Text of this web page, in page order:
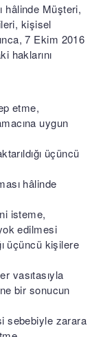
hâlinde Müşteri,
kişisel
7 Ekim 2016
haklarını
etme,
uygun
üçüncü
hâlinde
isteme,
edilmesi
üçüncü kişilere
vasıtasıyla
bir sonucun
sebebiyle zarara